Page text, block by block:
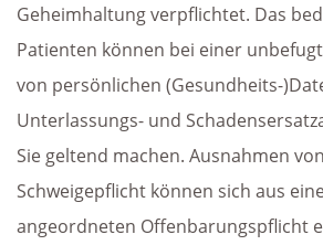
Geheimhaltung verpflichtet. Das
Patienten können bei einer
von persönlichen (Gesundheits-
Unterlassungs- und
Sie geltend machen. Ausnahmen
Schweigepflicht können sich aus
angeordneten Offenbarungspflicht